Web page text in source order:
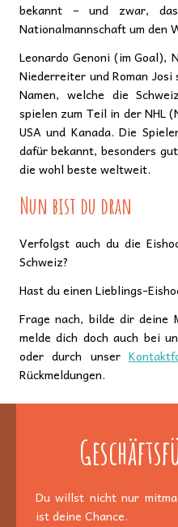
bekannt – und zwar,
Nationalmannschaft um
Leonardo Genoni (im Goal),
Niederreiter und Roman
Namen, welche die
spielen zum Teil in der NHL
USA und Kanada. Die
dafür bekannt, besonders
die wohl beste weltweit.
Nun bist du dran
Verfolgst auch du die
Schweiz?
Hast du einen Lieblings-
Frage nach, bilde dir deine
melde dich doch auch bei
oder durch unser
Rückmeldungen.
Du willst nicht nur
ist deine Chance.